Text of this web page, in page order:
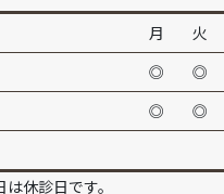
月 火
◎ ◎
◎ ◎
休診日です。